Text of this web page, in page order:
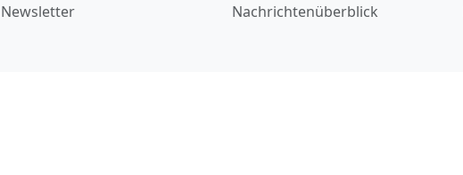
Newsletter
Nachrichtenüberblick